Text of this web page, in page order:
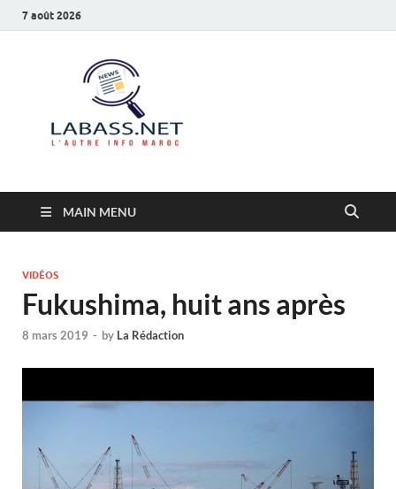
7 août 2026
MAIN MENU
VIDÉOS
Fukushima, huit ans après
8 mars 2019 - by La Rédaction